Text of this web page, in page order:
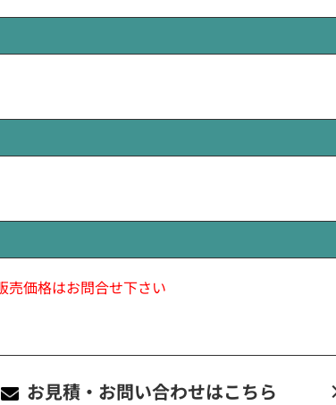
価格はお問合せ下さい
お見積・お問い合わせはこちら